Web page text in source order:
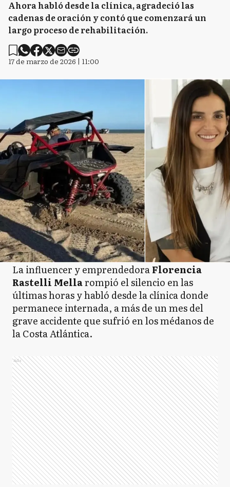
Ahora habló desde la clínica, agradeció las
cadenas de oración y contó que comenzará un
largo proceso de rehabilitación.
17 de marzo de 2026 | 11:00
La influencer y emprendedoraFlorencia
Rastelli Mellarompió el silencio en las
últimas horas y habló desde la clínica donde
permanece internada, a más de un mes del
grave accidente que sufrió en los médanos de
la Costa Atlántica.
Ads